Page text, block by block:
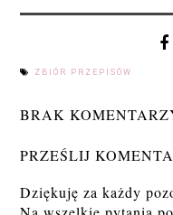
ZBIÓR PRZEPISÓW
BRAK
PRZEŚLIJ
Dziękuję za każdy